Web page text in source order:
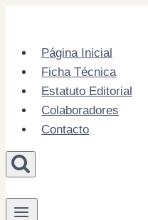
contentPágina Inicial
Ficha Técnica
Estatuto Editorial
Colaboradores
Contacto